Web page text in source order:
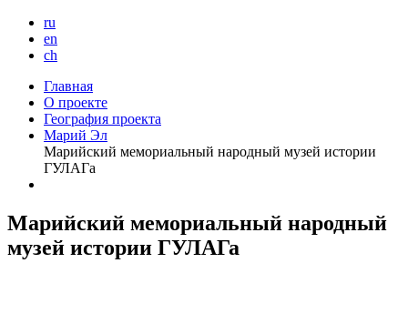
ru
en
ch
Главная
О проекте
География проекта
Марий Эл
Марийский мемориальный народный музей истории
ГУЛАГа
Марийский мемориальный народный
музей истории ГУЛАГа